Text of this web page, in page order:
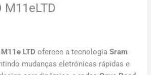
M11eLTD
LTD oferece a tecnologiaSram
mudanças eletrónicas rápidas e